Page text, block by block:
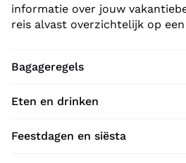
informatie over jouw
reis alvast overzichtelijk op
Bagageregels
Eten en drinken
Feestdagen en siësta